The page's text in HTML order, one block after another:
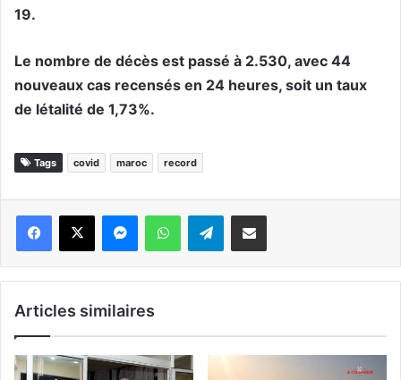
19.
Le nombre de décès est passé à 2.530, avec 44
nouveaux cas recensés en 24 heures, soit un taux
de létalité de 1,73%.
Tags covid maroc record
WhatsApp Telegram
Articles similaires